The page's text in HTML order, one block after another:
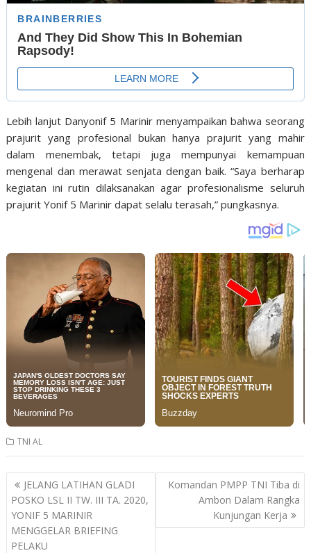
Lebih lanjut Danyonif 5 Marinir menyampaikan bahwa seorang
prajurit yang profesional bukan hanya prajurit yang mahir
dalam menembak, tetapi juga mempunyai kemampuan
mengenal dan merawat senjata dengan baik. “Saya berharap
kegiatan ini rutin dilaksanakan agar profesionalisme seluruh
prajurit Yonif 5 Marinir dapat selalu terasah,” pungkasnya.
TNI AL
Post
navigation
JELANG LATIHAN GLADI
POSKO LSL II TW. III TA. 2020,
YONIF 5 MARINIR
MENGGELAR BRIEFING
PELAKU
Komandan PMPP TNI Tiba di
Ambon Dalam Rangka
Kunjungan Kerja